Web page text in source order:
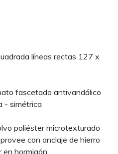
líneas rectas 127 x
fascetado antivandálico
- simétrica
poliéster microtexturado
con anclaje de hierro
hormigón